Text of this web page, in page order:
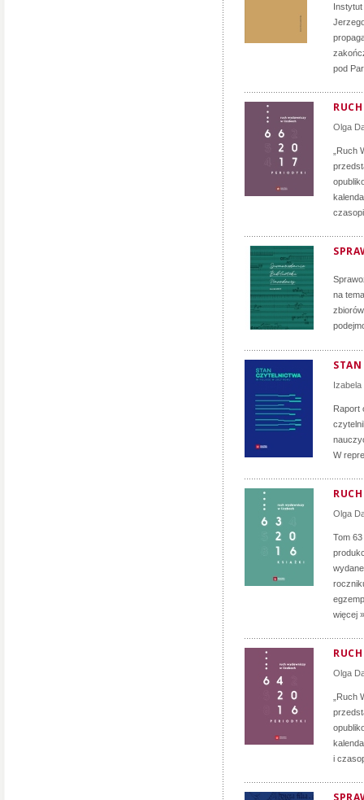
pod
Olga
„Ruch
na
Raport
W
Olga
Tom
więcej »
Olga
i